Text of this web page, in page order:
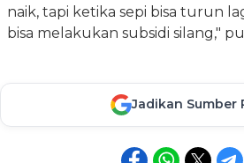
naik, tapi ketika sepi bisa turun
bisa melakukan subsidi silang,"
Jadikan Sumber